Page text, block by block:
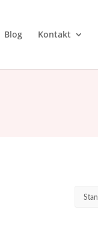
Blog Kontakt